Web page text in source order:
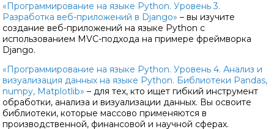
«Программирование на языке Python. Уровень 3.
Разработка веб-приложений в Django» – вы изучите
создание веб-приложений на языке Python с
использованием MVC-подхода на примере фреймворка
Django.
«Программирование на языке Python. Уровень 4. Анализ и
визуализация данных на языке Python. Библиотеки Pandas,
numpy, Matplotlib» – для тех, кто ищет гибкий инструмент
обработки, анализа и визуализации данных. Вы освоите
библиотеки, которые массово применяются в
производственной, финансовой и научной сферах.